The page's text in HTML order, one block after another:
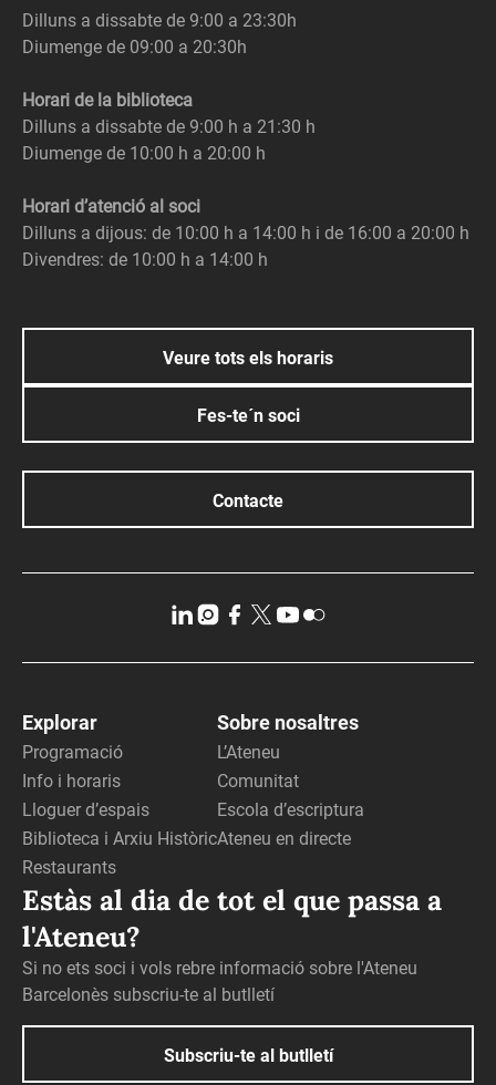
Dilluns a dissabte de 9:00 a 23:30h
Diumenge de 09:00 a 20:30h
Horari de la biblioteca
Dilluns a dissabte de 9:00 h a 21:30 h
Diumenge de 10:00 h a 20:00 h
Horari d’atenció al soci
Dilluns a dijous: de 10:00 h a 14:00 h i de 16:00 a 20:00 h
Divendres: de 10:00 h a 14:00 h
Veure tots els horaris
Fes-te´n soci
Contacte
Explorar
Programació
Info i horaris
Lloguer d’espais
Biblioteca i Arxiu Històric
Restaurants
Sobre nosaltres
L’Ateneu
Comunitat
Escola d’escriptura
Ateneu en directe
Estàs al dia de tot el que passa a
l'Ateneu?
Si no ets soci i vols rebre informació sobre l'Ateneu
Barcelonès subscriu-te al butlletí
Subscriu-te al butlletí